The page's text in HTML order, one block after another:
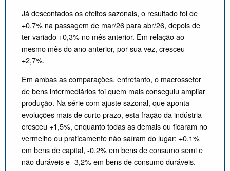
Já descontados os efeitos sazonais, o resultado foi de
+0,7% na passagem de mar/26 para abr/26, depois de
ter variado +0,3% no mês anterior. Em relação ao
mesmo mês do ano anterior, por sua vez, cresceu
+2,7%.
Em ambas as comparações, entretanto, o macrossetor
de bens intermediários foi quem mais conseguiu ampliar
produção. Na série com ajuste sazonal, que aponta
evoluções mais de curto prazo, esta fração da indústria
cresceu +1,5%, enquanto todas as demais ou ficaram no
vermelho ou praticamente não saíram do lugar: +0,1%
em bens de capital, -0,2% em bens de consumo semi e
não duráveis e -3,2% em bens de consumo duráveis.